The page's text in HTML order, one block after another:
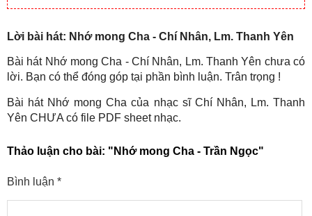
Lời bài hát: Nhớ mong Cha - Chí Nhân, Lm. Thanh Yên
Bài hát Nhớ mong Cha - Chí Nhân, Lm. Thanh Yên chưa có
lời. Bạn có thể đóng góp tại phần bình luận. Trân trọng !
Bài hát Nhớ mong Cha của nhạc sĩ Chí Nhân, Lm. Thanh
Yên CHƯA có file PDF sheet nhạc.
Thảo luận cho bài: "Nhớ mong Cha - Trần Ngọc"
Bình luận *